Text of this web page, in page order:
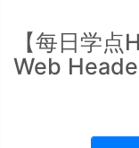
【每日学
Web